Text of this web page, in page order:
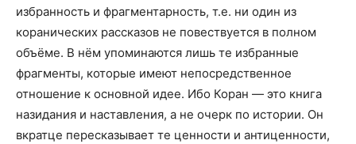
избранность и фрагментарность, т.е. ни один из
коранических рассказов не повествуется в полном
объёме. В нём упоминаются лишь те избранные
фрагменты, которые имеют непосредственное
отношение к основной идее. Ибо Коран — это книга
назидания и наставления, а не очерк по истории. Он
вкратце пересказывает те ценности и антиценности,